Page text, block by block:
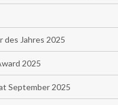
Jahres 2025
2025
September 2025